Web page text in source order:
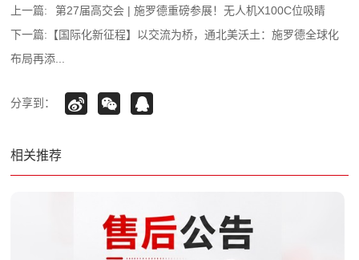
是贴合需求的靠谱选择。选择猫头鹰 E30D，让每一次管道检测都
精准高效，不做无用功～
上一篇:
第27届高交会 | 施罗德重磅参展！无人机X100C位吸睛